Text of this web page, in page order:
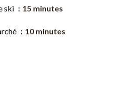
ski 15 minutes
10 minutes